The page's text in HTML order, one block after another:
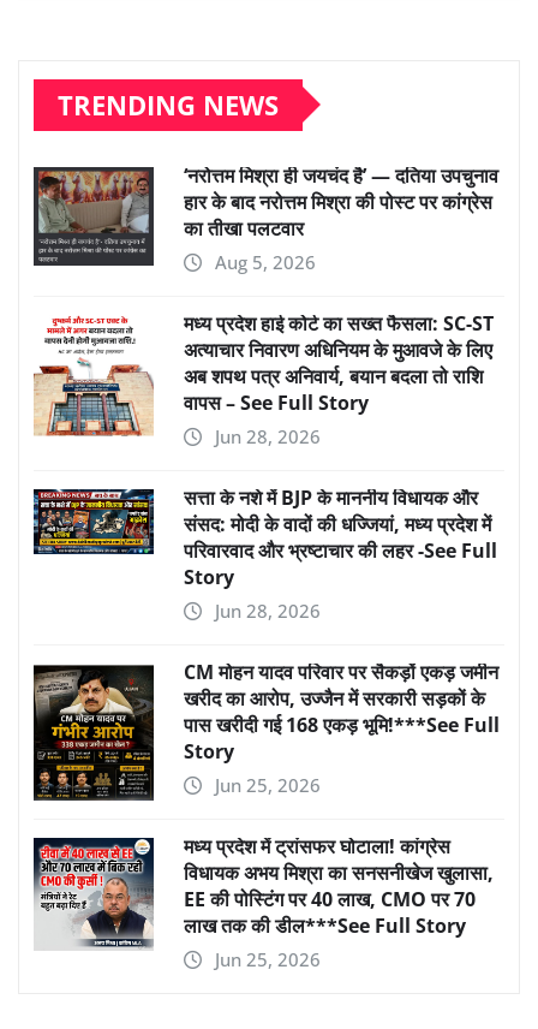
TRENDING NEWS
‘नरोत्तम मिश्रा ही जयचंद है’ — दतिया उपचुनाव
हार के बाद नरोत्तम मिश्रा की पोस्ट पर कांग्रेस
का तीखा पलटवार
Aug 5, 2026
मध्य प्रदेश हाई कोर्ट का सख्त फैसला: SC-ST
अत्याचार निवारण अधिनियम के मुआवजे के लिए
अब शपथ पत्र अनिवार्य, बयान बदला तो राशि
वापस – See Full Story
Jun 28, 2026
सत्ता के नशे में BJP के माननीय विधायक और
संसद: मोदी के वादों की धज्जियां, मध्य प्रदेश में
परिवारवाद और भ्रष्टाचार की लहर -See Full
Story
Jun 28, 2026
CM मोहन यादव परिवार पर सैकड़ों एकड़ जमीन
खरीद का आरोप, उज्जैन में सरकारी सड़कों के
पास खरीदी गई 168 एकड़ भूमि!***See Full
Story
Jun 25, 2026
मध्य प्रदेश में ट्रांसफर घोटाला! कांग्रेस
विधायक अभय मिश्रा का सनसनीखेज खुलासा,
EE की पोस्टिंग पर 40 लाख, CMO पर 70
लाख तक की डील***See Full Story
Jun 25, 2026